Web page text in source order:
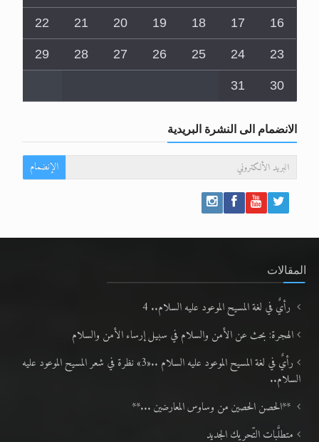
23
24
25
26
27
28
29
30
31
الانضمام الى النشرة البريدية
المقالات
رأيٌ في لغة المسيح الموعود عليه السلام.. 4
الهجرة: بحث عن الأمن والسلام في سبيل إرساء الأمن والسلام
رأيٌ في لغة المسيح الموعود عليه السلام ..«3» نظرة في شعر المسيح الموعود عليه
السلام..
**الحصن الحصين من وساوس المعارضين ...**
متطلَّبات التّحريك الجديد